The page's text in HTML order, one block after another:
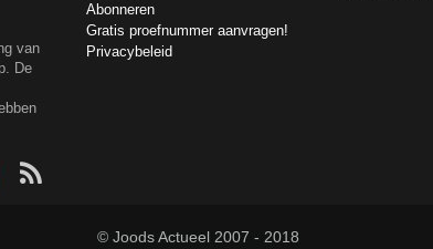
van
De
Abonneren
Gratis proefnummer aanvragen!
Privacybeleid
© Joods Actueel 2007 - 2018